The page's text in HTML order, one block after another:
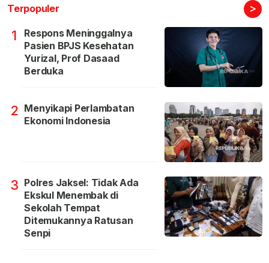
Terpopuler >
1
Respons Meninggalnya
Pasien BPJS Kesehatan
Yurizal, Prof Dasaad
Berduka
2 Menyikapi Perlambatan
Ekonomi Indonesia
3 Polres Jaksel: Tidak Ada
Ekskul Menembak di
Sekolah Tempat
Ditemukannya Ratusan
Senpi